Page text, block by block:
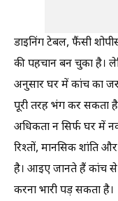
डाइनिंग टेबल, फैंसी
की पहचान बन चुका है।
अनुसार घर में कांच का
पूरी तरह भंग कर सकता
अधिकता न सिर्फ घर में
रिश्तों, मानसिक शांति
है। आइए जानते हैं कांच
करना भारी पड़ सकता है।